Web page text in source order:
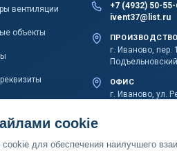
вентиляции
объекты
+7 (4932) 50-55-
ivent37@list.ru
г. Иваново, пер.
ОФИС
г. Иваново, ул.
cookie
для обеспечения наилучшего